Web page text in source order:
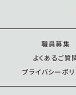
職員募集
よくあるご質
プライバシーポ